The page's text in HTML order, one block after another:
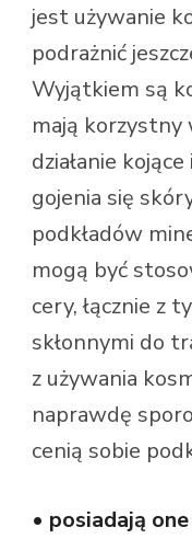
jest używanie
podrażnić
Wyjątkiem są
mają korzystny
działanie
gojenia się
podkładów
mogą być
cery, łącznie z
skłonnymi do
z używania
naprawdę
cenią sobie
• posiadają